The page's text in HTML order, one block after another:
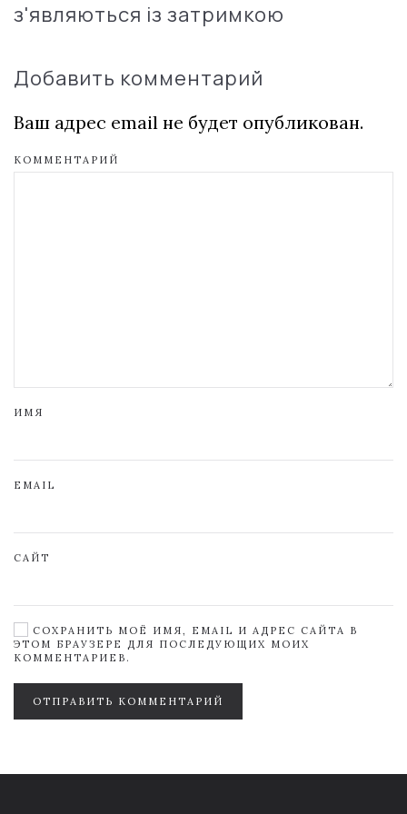
з'являються із затримкою
Добавить комментарий
Ваш адрес email не будет опубликован.
КОММЕНТАРИЙ
ИМЯ
EMAIL
САЙТ
СОХРАНИТЬ МОЁ ИМЯ, EMAIL И АДРЕС САЙТА В
ЭТОМ БРАУЗЕРЕ ДЛЯ ПОСЛЕДУЮЩИХ МОИХ
КОММЕНТАРИЕВ.
ОТПРАВИТЬ КОММЕНТАРИЙ